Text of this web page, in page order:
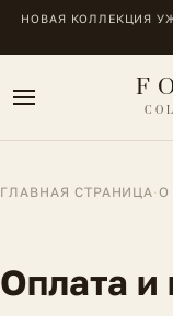
НОВАЯ КОЛЛЕКЦИЯ
ГЛАВНАЯ СТРАНИЦА·О
Оплата и